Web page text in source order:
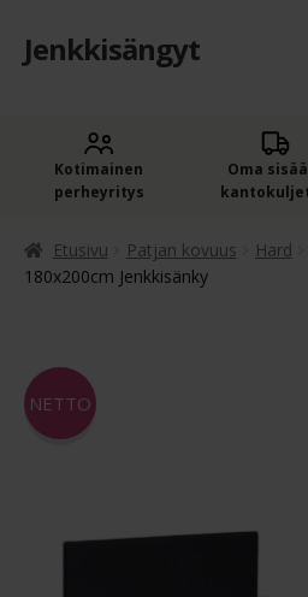
Siirry
navigointiin
Siirry
sisältöön
Jenkkisängyt
Jenkkisängyt
Oheistuotteet
Kassa
Jenkkisängyn ostajan opas
Kotimainen
perheyritys
Oma
Etusivu Patjan kovuus Hard
180x200cm Jenkkisänky
NETTO